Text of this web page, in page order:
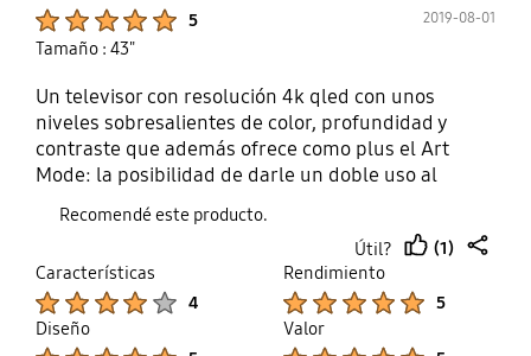
5 2019-08-01
Tamaño : 43"
Un televisor con resolución 4k qled con unos
niveles sobresalientes de color, profundidad y
contraste que además ofrece como plus el Art
Mode: la posibilidad de darle un doble uso al
televisor y que funcione también como marco,
pudiendo mostrar en la pantalla una infinidad de
obras de arte que vienen de serie como si se
tratara de un cuadro. De hecho, a primera vista
nadie diría que es una pantalla.
Recomendé este producto.
Útil?
up
(1)
Características
4
Rendimiento
5
Diseño
Valor